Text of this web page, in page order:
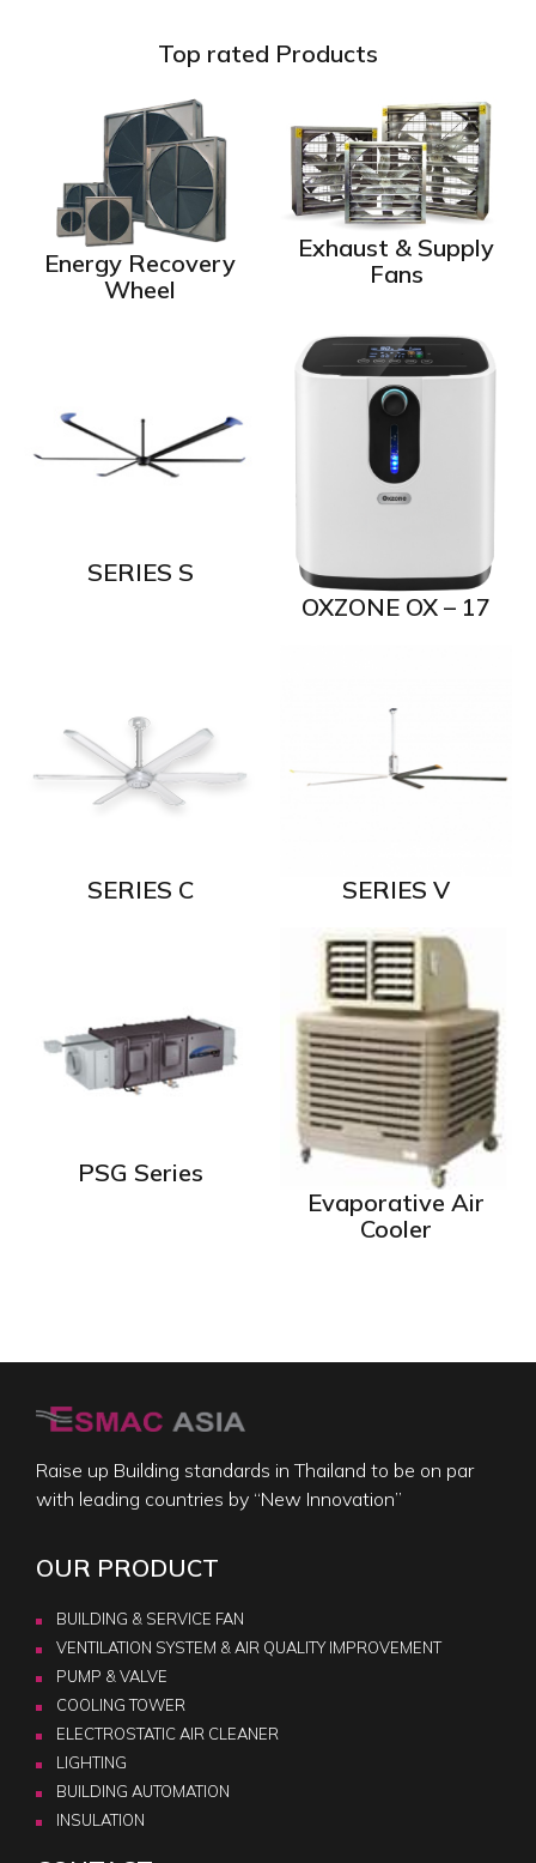
Top rated Products
Energy Recovery
Wheel
Exhaust & Supply
Fans
SERIES S
OXZONE OX – 17
SERIES C SERIES V
PSG Series
Evaporative Air
Cooler
Raise up Building standards in Thailand to be on par
with leading countries by “New Innovation”
OUR PRODUCT
BUILDING & SERVICE FAN
VENTILATION SYSTEM & AIR QUALITY IMPROVEMENT
PUMP & VALVE
COOLING TOWER
ELECTROSTATIC AIR CLEANER
LIGHTING
BUILDING AUTOMATION
INSULATION